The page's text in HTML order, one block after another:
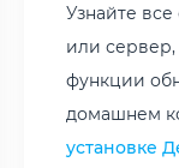
Узнайте все
или
функции
домашнем
установке